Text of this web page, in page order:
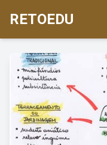
RETOEDU